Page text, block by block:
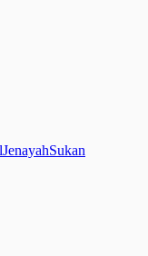
JenayahSukan